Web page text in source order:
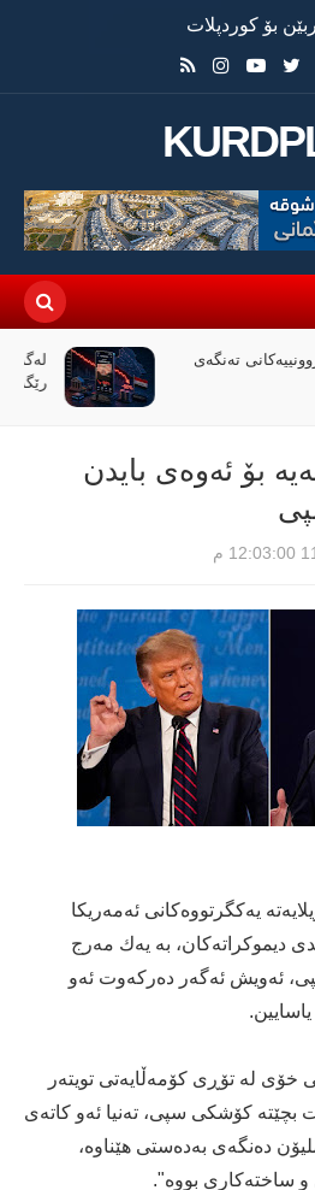
بۆ کوردپلات
داهاتی عێراق، ئاڵوگۆڕی پارە لە
بۆ ئەوەی بایدن
م
یه‌كگرتووه‌كانی ئه‌مه‌ریكا
دیموكراته‌كان، به‌ یه‌ك مه‌رج
ئه‌ویش ئه‌گه‌ر ده‌ركه‌وت ئه‌و
خۆی له‌ تۆڕی كۆمه‌ڵایه‌تی تویته‌ر
بچێته‌ كۆشكی سپی، ته‌نیا ئه‌و كاته‌ی
سه‌لماندی ئه‌و 80 ملیۆن ده‌نگه‌ی به‌ده‌ستی هێناوه‌،
و ساخته‌كاری بووه‌".